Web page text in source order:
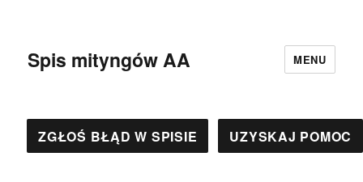
Spis mityngów AA MENU
ZGŁOŚ BŁĄD W SPISIE UZYSKAJ POMOC